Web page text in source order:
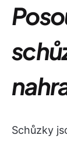
Schůzky